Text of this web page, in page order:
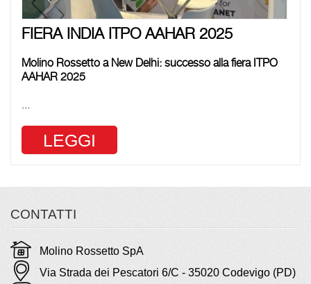
FIERA INDIA ITPO AAHAR 2025
Molino Rossetto a New Delhi: successo alla fiera ITPO
AAHAR 2025
...
LEGGI
CONTATTI
Molino Rossetto SpA
Via Strada dei Pescatori 6/C - 35020 Codevigo (PD)